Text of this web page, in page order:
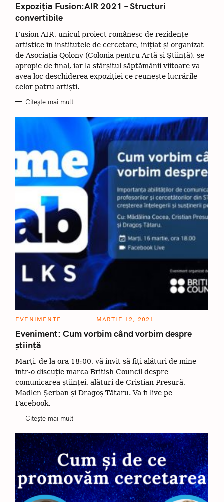
T
E
G
R
I
I
Expoziția Fusion:AIR 2021 – Structuri
convertibile
Fusion AIR, unicul proiect românesc de rezidențe
artistice în institutele de cercetare, inițiat și organizat
de Asociația Qolony (Colonia pentru Artă și Știință), se
apropie de final, iar la sfârșitul săptămânii viitoare va
avea loc deschiderea expoziției ce reunește lucrările
celor patru artiști.
Citește mai mult
C
T
E
G
O
R
I
I
EVENIMENTE MARTIE 12, 2021
Eveniment: Cum vorbim când vorbim despre
știință
Marți, de la ora 18:00, vă invit să fiți alături de mine
într-o discuție marca British Council despre
comunicarea științei, alături de Cristian Presură,
Madlen Șerban și Dragoș Tătaru. Va fi live pe
Facebook.
Citește mai mult